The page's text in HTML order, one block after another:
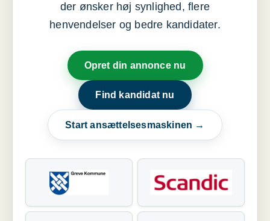
der ønsker høj synlighed, flere
henvendelser og bedre kandidater.
Opret din annonce nu
Find kandidat nu
Start ansættelsesmaskinen →